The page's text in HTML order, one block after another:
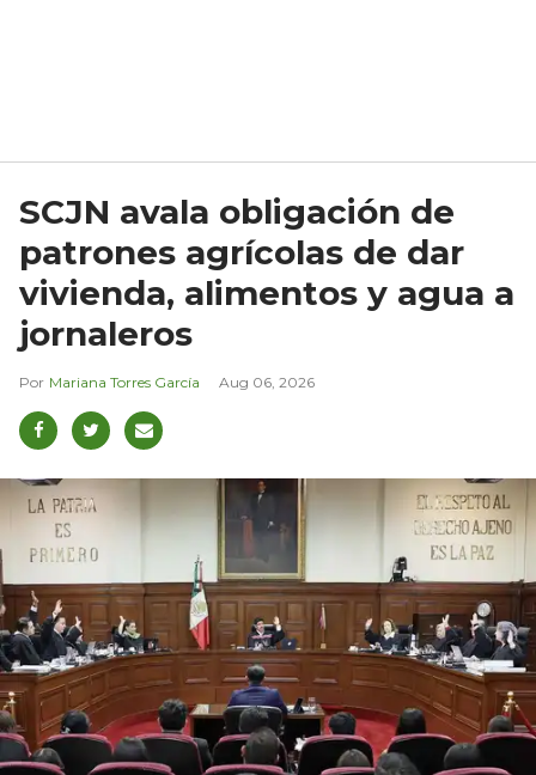
SCJN avala obligación de
patrones agrícolas de dar
vivienda, alimentos y agua a
jornaleros
Mariana Torres García Aug 06, 2026